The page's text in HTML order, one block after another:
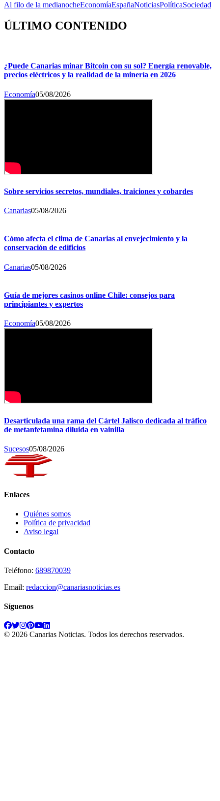
Al filo de la medianocheEconomíaEspañaNoticiasPolíticaSociedad
ÚLTIMO CONTENIDO
¿Puede Canarias minar Bitcoin con su sol? Energía renovable,
precios eléctricos y la realidad de la minería en 2026
Economía05/08/2026
Sobre servicios secretos, mundiales, traiciones y cobardes
Canarias05/08/2026
Cómo afecta el clima de Canarias al envejecimiento y la
conservación de edificios
Canarias05/08/2026
Guía de mejores casinos online Chile: consejos para
principiantes y expertos
Economía05/08/2026
Desarticulada una rama del Cártel Jalisco dedicada al tráfico
de metanfetamina diluida en vainilla
Sucesos05/08/2026
Enlaces
Quiénes somos
Política de privacidad
Aviso legal
Contacto
Teléfono: 689870039
Email: redaccion@canariasnoticias.es
Síguenos
© 2026 Canarias Noticias. Todos los derechos reservados.